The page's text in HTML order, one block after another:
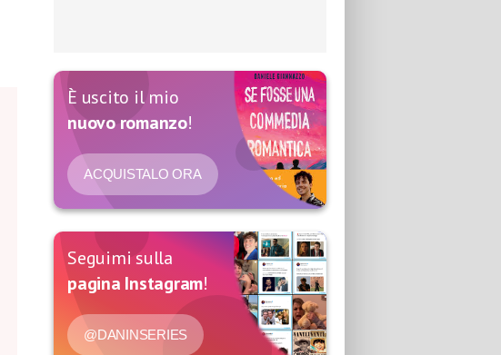
È uscito il mio
nuovo romanzo!
ACQUISTALO ORA
Seguimi sulla
pagina Instagram!
@DANINSERIES